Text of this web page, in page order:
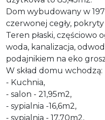
Dom wybudowany w
czerwonej cegły,
Teren płaski, częściowo
woda, kanalizacja,
podajnikiem na eko
W skład domu wchodzą:
- Kuchnia,
- salon - 21,95m2,
- sypialnia -16,6m2,
- sypialnia - 17,70m2,